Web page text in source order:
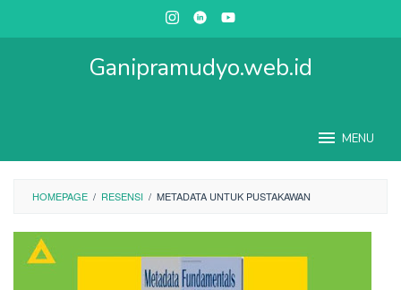
Ganipramudyo.web.id
MENU
HOMEPAGE / RESENSI / METADATA UNTUK PUSTAKAWAN